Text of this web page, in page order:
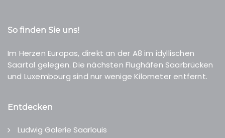
So finden Sie uns!
Im Herzen Europas, direkt an der A8 im idyllischen
Saartal gelegen. Die nächsten Flughäfen Saarbrücken
und Luxembourg sind nur wenige Kilometer entfernt.
Entdecken
Ludwig Galerie Saarlouis